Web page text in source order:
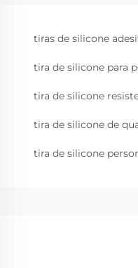
tiras de silicone
tira de silicone para
tira de silicone
tira de silicone de
tira de silicone